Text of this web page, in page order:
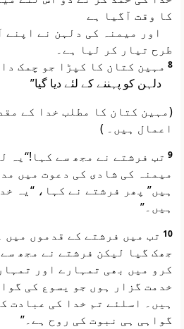
کا وقت آگیا ہے
اور میمنہ کی دلہن نے اپنے
طرح تیار کر لیا ہے۔
8 مہین کتان کا کپڑا جو چمک
دلہن کو پہننے کے لئے دیا گیا”
(مہین کتان کا مطلب خدا کے
اعمال ہیں۔ )
9 تب فرشتے نے مجھ سے کہا!“یہ
میمنہ کی شادی کی دعوت میں
ہیں” پھر فرشتے نے کہا، “یہ
ہیں۔”
10 تب میں فرشتے کے قدموں میں
جھک گیا لیکن فرشتے نے مجھ
کرو میں بھی تمہارے اور
خدمت گزار ہوں جو یسوع کی
ہیں۔ اسلئے تم خدا کی عبادت
گواہی ہی نبوت کی روح ہے۔”